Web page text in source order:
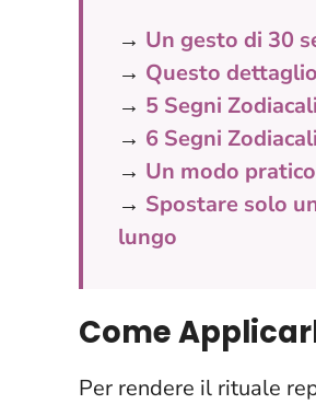
→ Un gesto di 30
→ Questo
→ 5 Segni
→ 6 Segni
→ Un modo
→ Spostare solo
lungo
Come
Per rendere il rituale